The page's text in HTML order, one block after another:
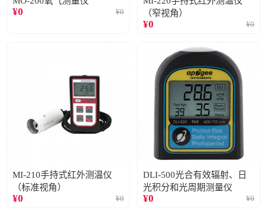
¥0 ¥0
（窄视角）
¥0 ¥0
MI-210手持式红外测温仪
（标准视角）
¥0 ¥0
DLI-500光合有效辐射、日
光积分和光周期测量仪
¥0 ¥0